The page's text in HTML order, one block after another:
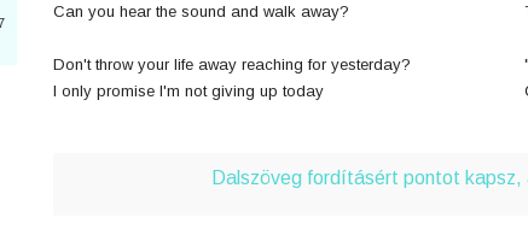
Can you hear the sound and walk away?
Don't throw your life away reaching for yesterday?
I only promise I'm not giving up today
Dalszöveg fordításért pontot kapsz,